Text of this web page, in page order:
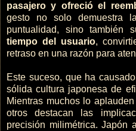
pasajero y ofreció el
gesto no solo demuestra
puntualidad, sino también
tiempo del usuario,
retraso en una razón para
Este suceso, que ha
sólida cultura japonesa de
Mientras muchos lo
otros destacan las
precisión milimétrica. Japón